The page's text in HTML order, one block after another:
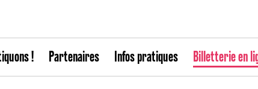
! Partenaires Infos pratiques Billetterie en